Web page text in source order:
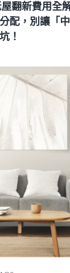
翻新費用全
配，別讓「中
！